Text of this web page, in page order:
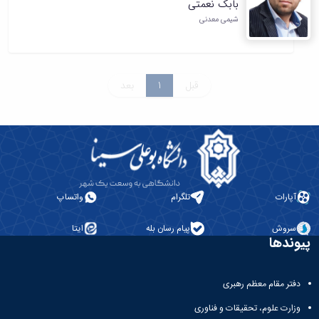
همایش‌ها
انتشارات
دانشگاه
معاونت
بابک نعمتی
شیمی معدنی
قبل 1 بعد
آپارات تلگرام واتساپ
سروش پیام رسان بله ایتا
پیوندها
دفتر مقام معظم رهبری
وزارت علوم، تحقیقات و فناوری